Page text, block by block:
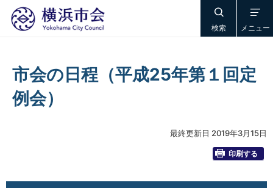
検索 メニュー
市会の日程（平成25年第１回定
例会）
最終更新日 2019年3月15日
印刷する